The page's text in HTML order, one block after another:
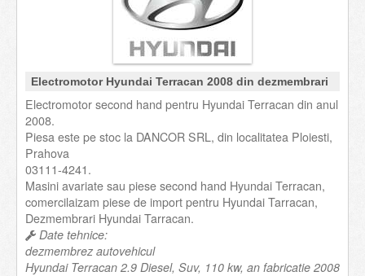
Electromotor Hyundai Terracan 2008 din dezmembrari
Electromotor second hand pentru Hyundai Terracan din anul
2008.
Piesa este pe stoc la DANCOR SRL, din localitatea Ploiesti,
Prahova
03111-4241.
Masini avariate sau piese second hand Hyundai Terracan,
comercilaizam piese de import pentru Hyundai Tarracan,
Dezmembrari Hyundai Tarracan.
Date tehnice:
dezmembrez autovehicul
Hyundai Terracan 2.9 Diesel, Suv, 110 kw, an fabricatie 2008